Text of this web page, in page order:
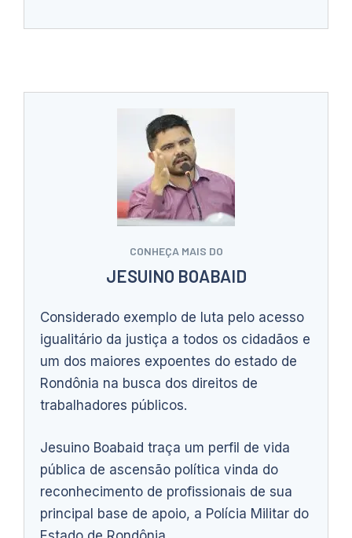
CONHEÇA MAIS DO
JESUINO BOABAID
Considerado exemplo de luta pelo acesso
igualitário da justiça a todos os cidadãos e
um dos maiores expoentes do estado de
Rondônia na busca dos direitos de
trabalhadores públicos.
Jesuino Boabaid traça um perfil de vida
pública de ascensão política vinda do
reconhecimento de profissionais de sua
principal base de apoio, a Polícia Militar do